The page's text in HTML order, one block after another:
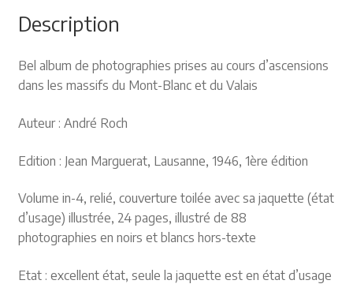
Rendez-nous visite
Description
Bel album de photographies prises au cours d’ascensions
dans les massifs du Mont-Blanc et du Valais
Auteur : André Roch
Edition : Jean Marguerat, Lausanne, 1946, 1ère édition
Volume in-4, relié, couverture toilée avec sa jaquette (état
d’usage) illustrée, 24 pages, illustré de 88
photographies en noirs et blancs hors-texte
Etat : excellent état, seule la jaquette est en état d’usage